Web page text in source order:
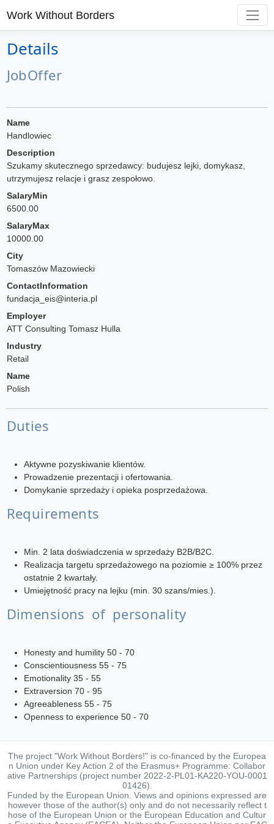
Work Without Borders
Details
JobOffer
Name
Handlowiec
Description
Szukamy skutecznego sprzedawcy: budujesz lejki, domykasz,
utrzymujesz relacje i grasz zespołowo.
SalaryMin
6500.00
SalaryMax
10000.00
City
Tomaszów Mazowiecki
ContactInformation
fundacja_eis@interia.pl
Employer
ATT Consulting Tomasz Hulla
Industry
Retail
Name
Polish
Duties
Aktywne pozyskiwanie klientów.
Prowadzenie prezentacji i ofertowania.
Domykanie sprzedaży i opieka posprzedażowa.
Requirements
Min. 2 lata doświadczenia w sprzedaży B2B/B2C.
Realizacja targetu sprzedażowego na poziomie ≥ 100% przez
ostatnie 2 kwartały.
Umiejętność pracy na lejku (min. 30 szans/mies.).
Dimensions of personality
Honesty and humility 50 - 70
Conscientiousness 55 - 75
Emotionality 35 - 55
Extraversion 70 - 95
Agreeableness 55 - 75
Openness to experience 50 - 70
The project "Work Without Borders!" is co-financed by the Europea
n Union under Key Action 2 of the Erasmus+ Programme: Collabor
ative Partnerships (project number 2022-2-PL01-KA220-YOU-0001
01426).
Funded by the European Union. Views and opinions expressed are
however those of the author(s) only and do not necessarily reflect t
hose of the European Union or the European Education and Cultur